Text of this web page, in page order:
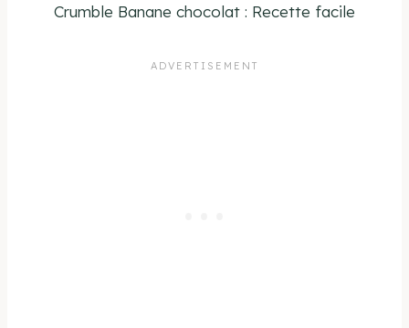
Crumble Banane chocolat : Recette facile